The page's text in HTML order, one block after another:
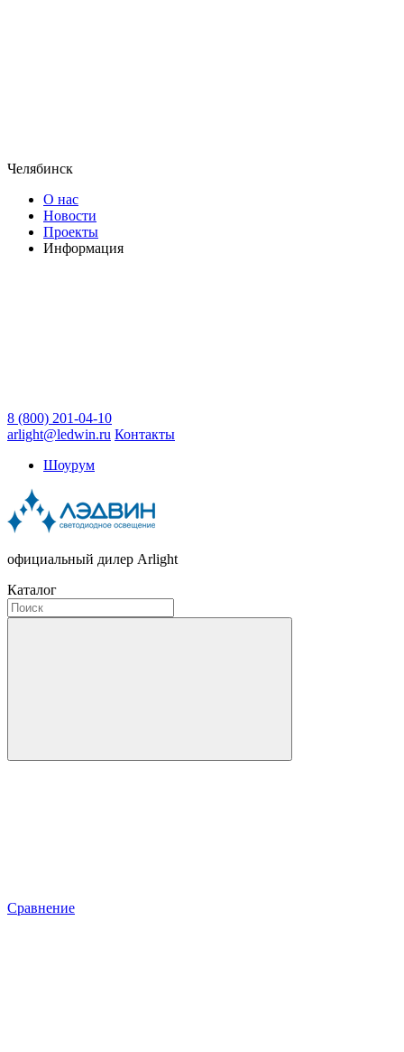
Челябинск
О нас
Новости
Проекты
Информация
8 (800) 201-04-10
arlight@ledwin.ru Контакты
Шоурум
официальный дилер Arlight
Каталог
Сравнение